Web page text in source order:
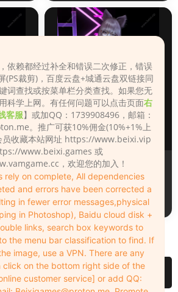
人物（Looks）
Lizhen2025
1天前
请先登录
依赖都经过补全和错误二次修正，错误
(PS裁剪)，百度云盘+城通云盘双链接同
词查找或按菜单栏分类查找。如果您无
科学上网。有任何问题可以点击页面右
客服】或加QQ：1739908496，邮箱：
。推广可获10%佣金(10%+1%上
员收藏本站网址 https://www.beixi.vip
www.beixi.games 或
，欢迎您的加入！
rely on complete, All dependencies
and errors have been corrected a
in fewer error messages,physical
in Photoshop), Baidu cloud disk +
links, search box keywords to
the menu bar classification to find. If
image, use a VPN. There are any
click on the bottom right side of the
customer service] or add QQ: